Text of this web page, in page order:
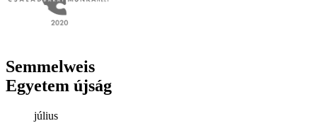
Semmelweis
Egyetem újság
július